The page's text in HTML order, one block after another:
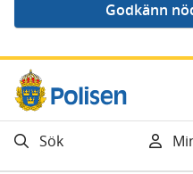
Gå direkt till innehåll
Sök